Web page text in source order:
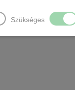
Szükséges